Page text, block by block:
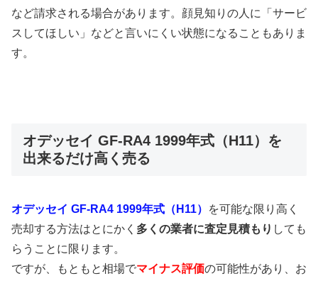
など請求される場合があります。顔見知りの人に「サービ
スしてほしい」などと言いにくい状態になることもありま
す。
オデッセイ GF-RA4 1999年式（H11）を
出来るだけ高く売る
オデッセイ GF-RA4 1999年式（H11）
を可能な限り高く
売却する方法はとにかく 多くの業者に査定見積もり しても
らうことに限ります。
ですが、もともと相場でマイナス評価の可能性があり、お